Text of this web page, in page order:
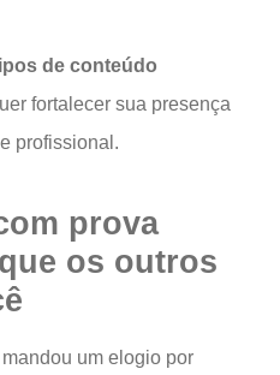
de conteúdo
fortalecer sua presença
profissional.
prova
os outros
um elogio por